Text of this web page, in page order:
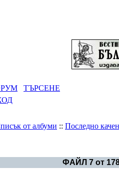
ТЪРСЕНЕ
от албуми :: Последно
ФАЙЛ 7 от